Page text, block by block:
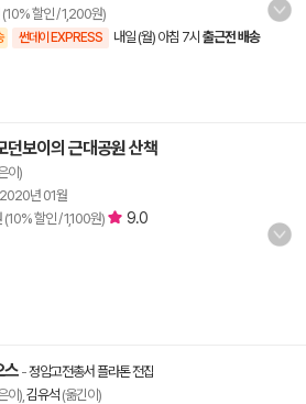
(10% 할인 / 1,200원)
썬데이 EXPRESS 내일 (월) 아침 7시 출근전 배송
던보이의 근대공원 산책
이)
2020년 01월
(10% 할인 / 1,100원)
9.0
스 -정암고전총서 플라톤 전집
이), 김유석 (옮긴이)